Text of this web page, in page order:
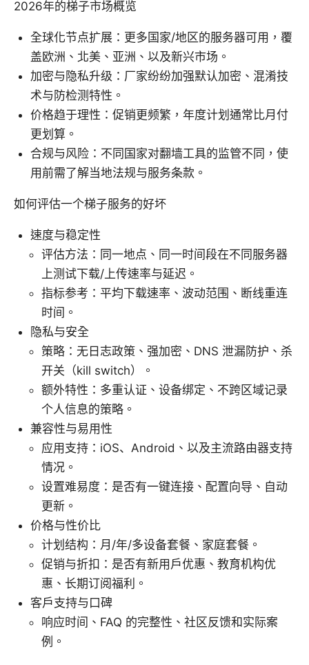
2026年的梯子市场概览
全球化节点扩展：更多国家/地区的服务器可用，覆
盖欧洲、北美、亚洲、以及新兴市场。
加密与隐私升级：厂家纷纷加强默认加密、混淆技
术与防检测特性。
价格趋于理性：促销更频繁，年度计划通常比月付
更划算。
合规与风险：不同国家对翻墙工具的监管不同，使
用前需了解当地法规与服务条款。
如何评估一个梯子服务的好坏
速度与稳定性
评估方法：同一地点、同一时间段在不同服务器
上测试下载/上传速率与延迟。
指标参考：平均下载速率、波动范围、断线重连
时间。
隐私与安全
策略：无日志政策、强加密、DNS 泄漏防护、杀
开关（kill switch）。
额外特性：多重认证、设备绑定、不跨区域记录
个人信息的策略。
兼容性与易用性
应用支持：iOS、Android、以及主流路由器支持
情况。
设置难易度：是否有一键连接、配置向导、自动
更新。
价格与性价比
计划结构：月/年/多设备套餐、家庭套餐。
促销与折扣：是否有新用户优惠、教育机构优
惠、长期订阅福利。
客户支持与口碑
响应时间、FAQ 的完整性、社区反馈和实际案
例。